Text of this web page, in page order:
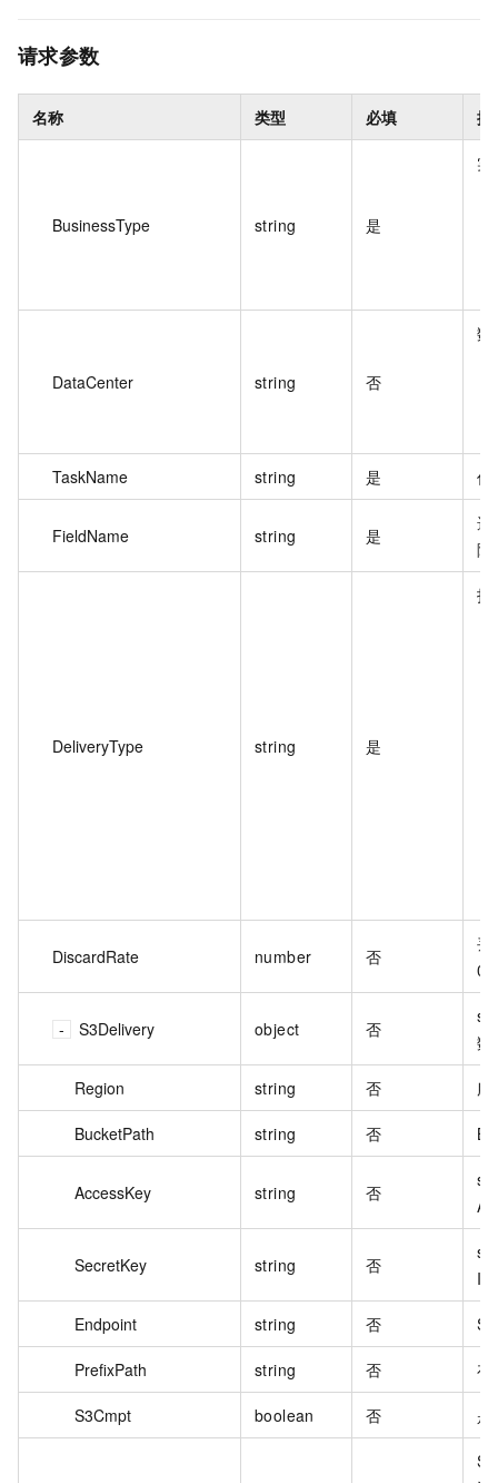
请求参数
名称 类型 必填 描
BusinessType string 是
实
DataCenter string 否
数
TaskName string 是 任
FieldName string 是
选
隔
DeliveryType string 是
投
DiscardRate number 否
丢
0
S3Delivery object 否
数
Region string 否 服
BucketPath string 否
AccessKey string 否
s3
SecretKey string 否
s3
ID
Endpoint string 否
PrefixPath string 否 存
S3Cmpt boolean 否 是